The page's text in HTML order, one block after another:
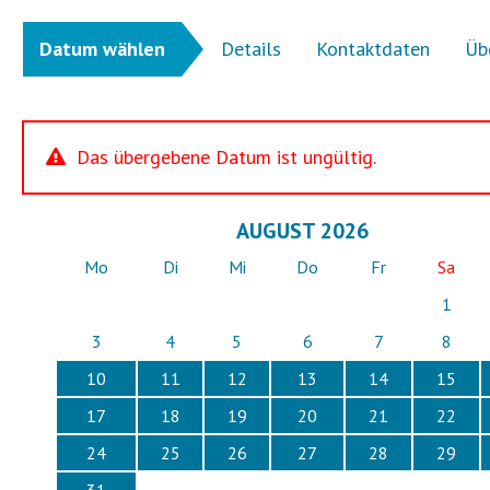
Datum wählen Details Kontaktdaten
Das übergebene Datum ist ungültig.
AUGUST 2026
Mo Di Mi Do Fr
Sa
1
3
4 5 6 7
8
10
11 12 13 14
15
17
18 19 20 21
22
24
25 26 27 28
29